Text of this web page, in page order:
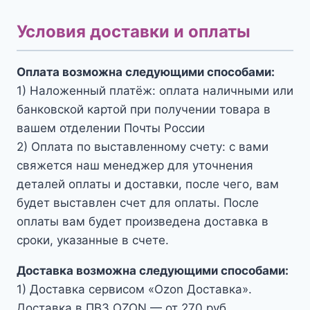
Условия доставки и оплаты
Оплата возможна следующими способами:
1) Наложенный платёж: оплата наличными или
банковской картой при получении товара в
вашем отделении Почты России
2) Оплата по выставленному счету: с вами
свяжется наш менеджер для уточнения
деталей оплаты и доставки, после чего, вам
будет выставлен счет для оплаты. После
оплаты вам будет произведена доставка в
сроки, указанные в счете.
Доставка возможна следующими способами:
1) Доставка сервисом «Ozon Доставка».